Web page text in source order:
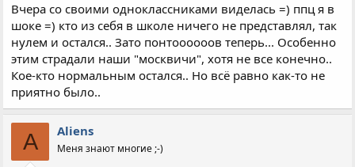
Вчера со своими одноклассниками виделась =) ппц я в
шоке =) кто из себя в школе ничего не представлял, так
нулем и остался.. Зато понтоооооов теперь... Особенно
этим страдали наши "москвичи", хотя не все конечно..
Кое-кто нормальным остался.. Но всё равно как-то не
приятно было..
A Aliens
Меня знают многие ;-)